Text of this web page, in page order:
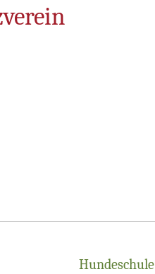
Hundeschule